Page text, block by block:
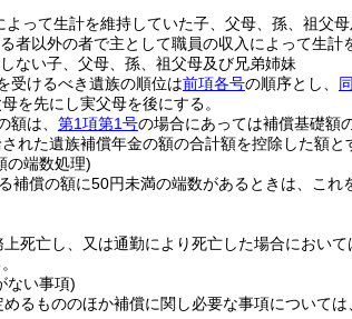
よって生計を維持していた子、父母、孫、祖父
者以外の者で主として職員の収入によって生計
ない子、父母、孫、祖父母及び兄弟姉妹
受けるべき遺族の順位は前項各号の順序とし、
を先にし実父母を後にする。
額は、 第1項第1号の場合にあっては補償基礎額
れた遺族補償年金の額の合計額を控除した額と
の端数処理)
補償の額に50円未満の端数があるときは、こ
死亡し、又は通勤により死亡した場合におい
ない事項)
めるもののほか補償に関し必要な事項について